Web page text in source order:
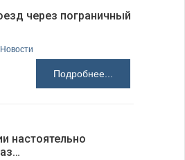
через пограничный
Новости
Подробнее...
настоятельно